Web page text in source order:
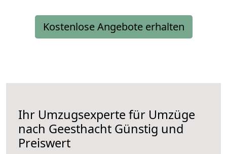
Kostenlose Angebote erhalten
Ihr Umzugsexperte für Umzüge
nach Geesthacht Günstig und
Preiswert